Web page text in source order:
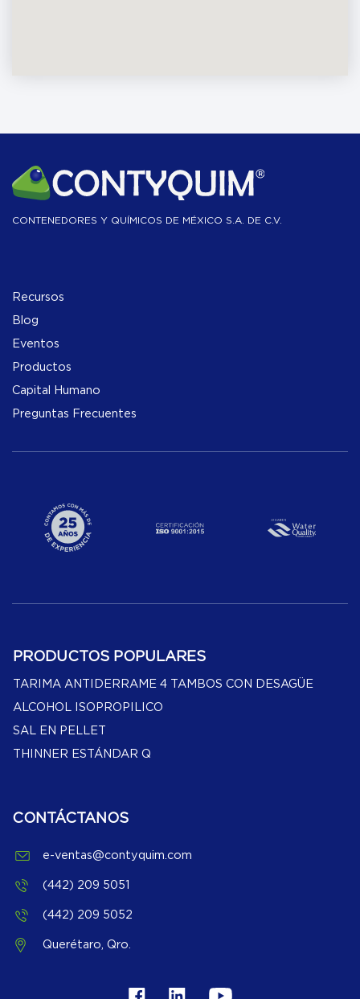
CONTENEDORES Y QUÍMICOS DE MÉXICO S.A. DE C.V.
Recursos
Blog
Eventos
Productos
Capital Humano
Preguntas Frecuentes
PRODUCTOS POPULARES
TARIMA ANTIDERRAME 4 TAMBOS CON DESAGÜE
ALCOHOL ISOPROPILICO
SAL EN PELLET
THINNER ESTÁNDAR Q
CONTÁCTANOS
e-ventas@contyquim.com
(442) 209 5051
(442) 209 5052
Querétaro, Qro.